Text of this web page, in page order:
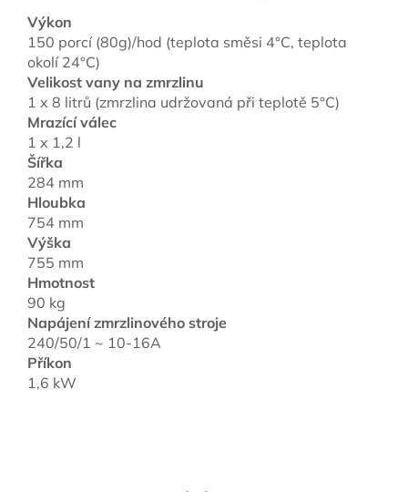
Výkon
150 porcí (80g)/hod (teplota směsi 4°C, teplota
okolí 24°C)
Velikost vany na zmrzlinu
1 x 8 litrů (zmrzlina udržovaná při teplotě 5°C)
Mrazící válec
1 x 1,2 l
Šířka
284 mm
Hloubka
754 mm
Výška
755 mm
Hmotnost
90 kg
Napájení zmrzlinového stroje
240/50/1 ~ 10-16A
Příkon
1,6 kW